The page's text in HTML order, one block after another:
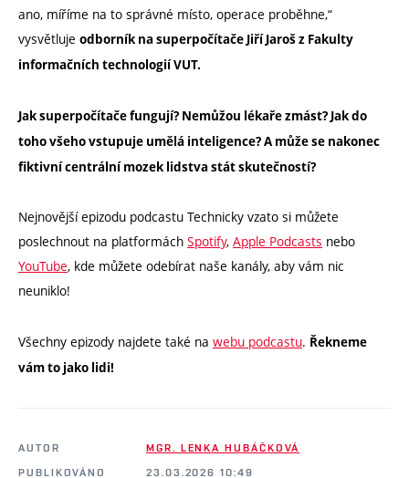
ano, míříme na to správné místo, operace proběhne,“
vysvětluje odborník na superpočítače Jiří Jaroš z Fakulty
informačních technologií VUT.
Jak superpočítače fungují? Nemůžou lékaře zmást? Jak do
toho všeho vstupuje umělá inteligence? A může se nakonec
fiktivní centrální mozek lidstva stát skutečností?
Nejnovější epizodu podcastu Technicky vzato si můžete
poslechnout na platformách Spotify, Apple Podcasts nebo
YouTube, kde můžete odebírat naše kanály, aby vám nic
neuniklo!
Všechny epizody najdete také na webu podcastu. Řekneme
vám to jako lidi!
AUTOR
MGR. LENKA HUBÁČKOVÁ
PUBLIKOVÁNO
23.03.2026 10:49